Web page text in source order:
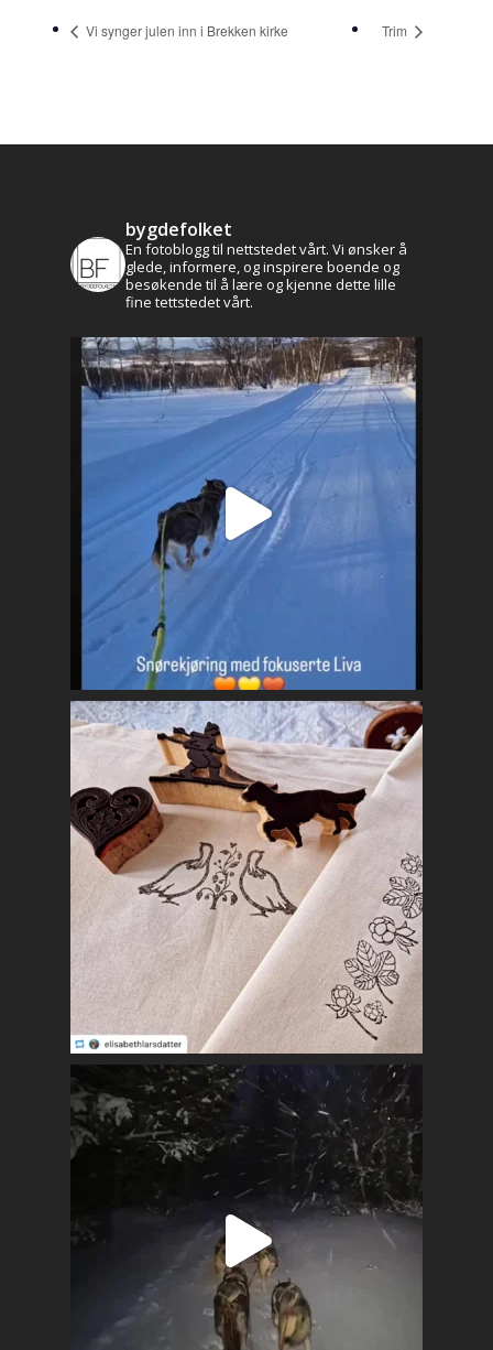
Vi synger julen inn i Brekken kirke Trim
bygdefolket
En fotoblogg til nettstedet vårt. Vi ønsker å
glede, informere, og inspirere boende og
besøkende til å lære og kjenne dette lille
fine tettstedet vårt.
Leve og bo
Profilen
Historie og kultur
Natur og
Næringsliv
Kalender
Lag og foreninger
Praktisk info
Mest populært siste